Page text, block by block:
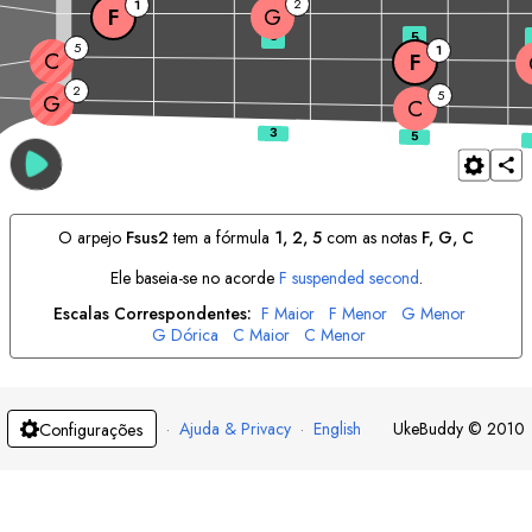
G 2
C 5
C 5 F 1
F 1 G
3 5
O arpejo Fsus2 tem a fórmula 1, 2, 5 com as notas F, G, C
Ele baseia-se no acorde F suspended second.
Escalas Correspondentes: F Maior F Menor G Menor
G Dórica C Maior C Menor
Configurações · Ajuda & Privacy · English UkeBuddy © 2010